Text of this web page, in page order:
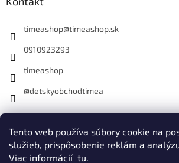
Tento web používa súbory cookie na
služieb, prispôsobenie reklám a
Viac informácií tu.
timeashop@timeashop.sk
0910923293
timeashop
@detskyobchodtimea
Instagram